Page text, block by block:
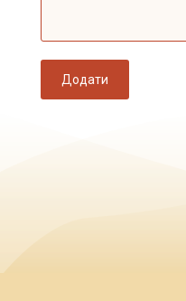
Додати